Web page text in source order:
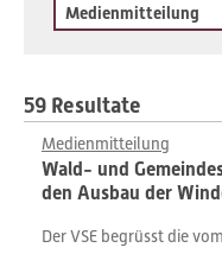
Medienmitteilung
59 Resultate
Medienmitteilung
Wald- und
den Ausbau der
Der VSE begrüsst die